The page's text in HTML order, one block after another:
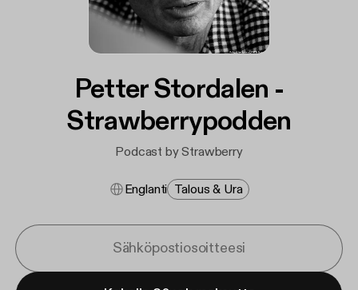
Petter Stordalen -
Strawberrypodden
Podcast by Strawberry
Englanti Talous & Ura